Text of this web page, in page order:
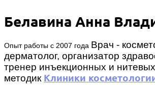
Белавина Анна
Опыт работы с 2007 года Врач -
дерматолог, организатор
тренер инъекционных и нитевых
методик Клиники